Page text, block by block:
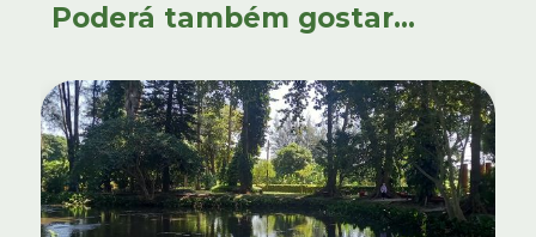
Poderá também gostar...